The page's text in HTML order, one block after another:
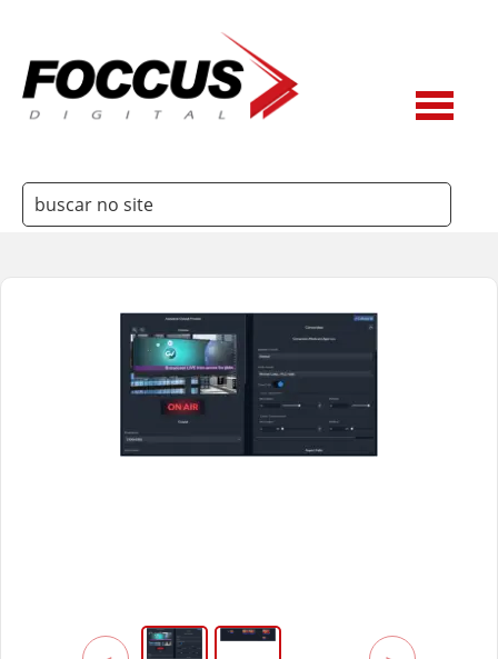
3Way
Ateme
Belden
Dielectric
Grass Valley